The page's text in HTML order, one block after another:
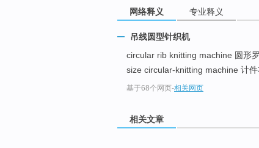
网络释义 专业释义
吊线圆型针织机
circular rib knitting machine 圆形
size circular-knitting machine 计件
基于68个网页-相关网页
相关文章